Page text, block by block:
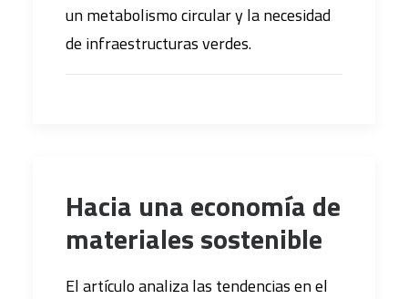
un metabolismo circular y la necesidad
de infraestructuras verdes.
Hacia una economía de
materiales sostenible
El artículo analiza las tendencias en el